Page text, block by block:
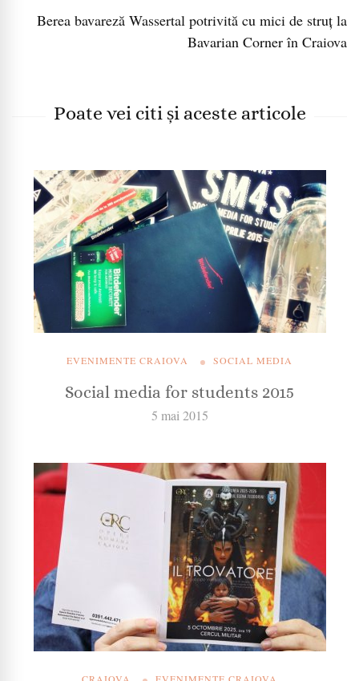
Berea bavareză Wassertal potrivită cu mici de struț la
Bavarian Corner în Craiova
Poate vei citi și aceste articole
EVENIMENTE CRAIOVA SOCIAL MEDIA
Social media for students 2015
5 mai 2015